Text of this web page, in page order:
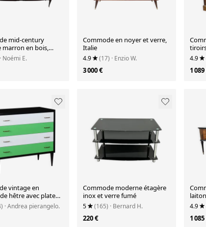
mid-century
marron en bois,
noir et
laiton
· Noémi E.
Commode en noyer et verre,
Italie
4.9 (17) · Enzio W.
3 000 €
avec
4.9
1 089
vintage en
hêtre avec plateau
effet marbre, Italie,
· Andrea pierangelo.
Commode moderne étagère
inox et verre fumé
5 (165) · Bernard H.
220 €
4.9
1 085